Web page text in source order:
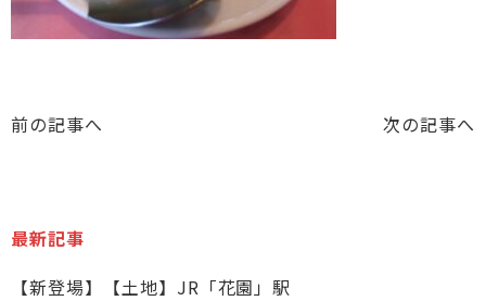
前の記事へ 次の記事へ
最新記事
【新登場】【土地】JR「花園」駅